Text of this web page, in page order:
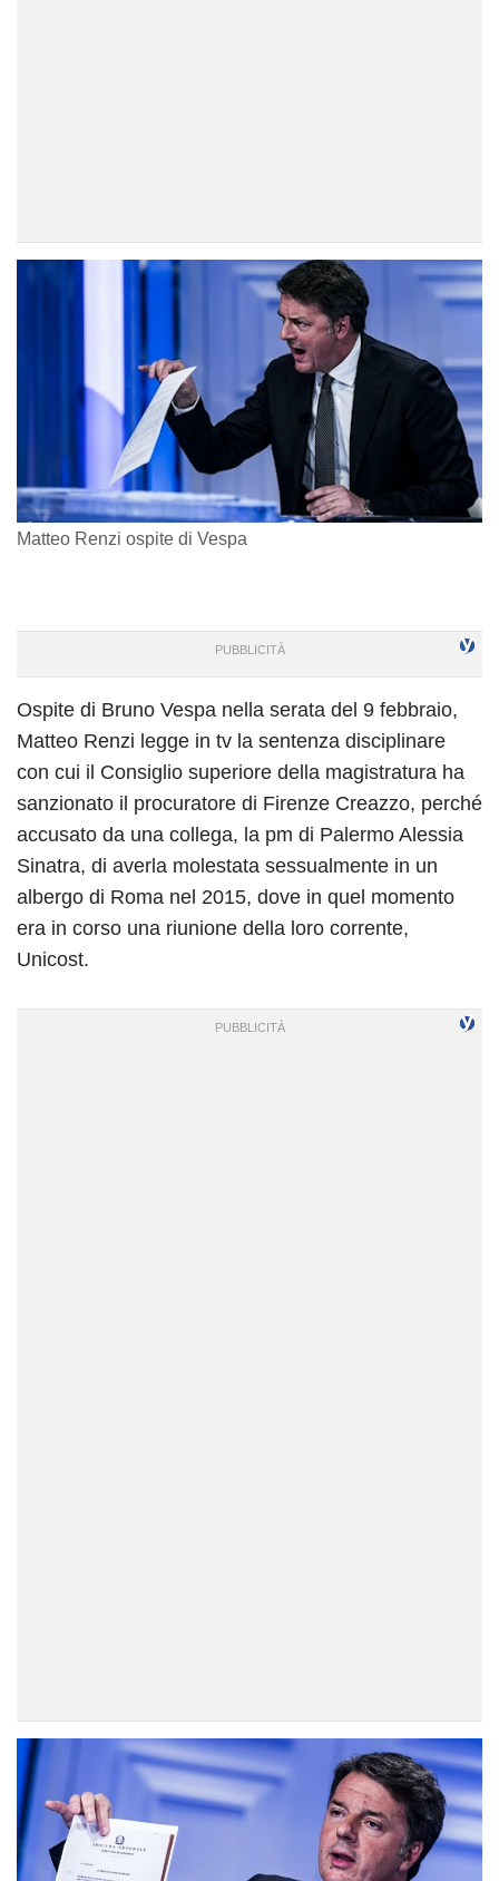
Matteo Renzi ospite di Vespa
Ospite di Bruno Vespa nella serata del 9 febbraio,
Matteo Renzi legge in tv la sentenza disciplinare
con cui il Consiglio superiore della magistratura ha
sanzionato il procuratore di Firenze Creazzo, perché
accusato da una collega, la pm di Palermo Alessia
Sinatra, di averla molestata sessualmente in un
albergo di Roma nel 2015, dove in quel momento
era in corso una riunione della loro corrente,
Unicost.